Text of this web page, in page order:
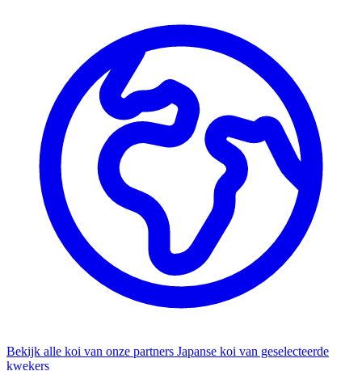
Bekijk alle koi van onze partners Japanse koi van geselecteerde
kwekers